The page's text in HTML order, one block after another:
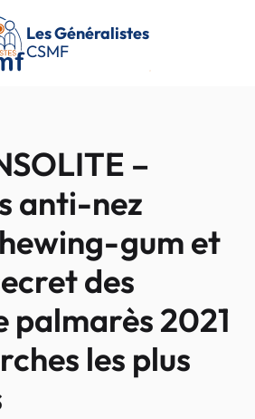
Les Généralistes
CSMF
–
anti-nez
gum et
des
palmarès 2021
les plus